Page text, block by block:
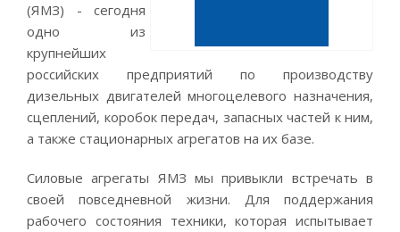
(ЯМЗ) - сегодня
одно из
крупнейших
российских предприятий по производству
дизельных двигателей многоцелевого назначения,
сцеплений, коробок передач, запасных частей к ним,
а также стационарных агрегатов на их базе.
Силовые агрегаты ЯМЗ мы привыкли встречать в
своей повседневной жизни. Для поддержания
рабочего состояния техники, которая испытывает